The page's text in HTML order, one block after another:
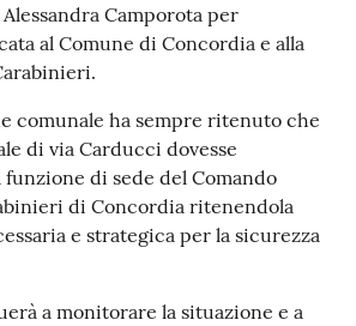
Camporota per
al Comune di Concordia e alla
comunale ha sempre ritenuto che
di via Carducci dovesse
di sede del Comando
di Concordia ritenendola
e strategica per la sicurezza
a monitorare la situazione e a